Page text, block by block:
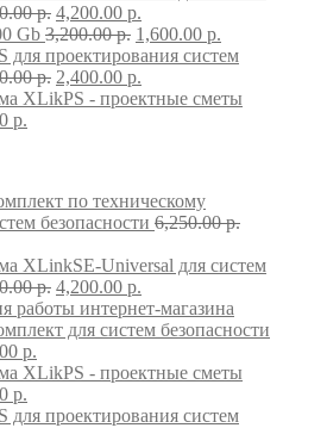
р. 4,200.00 р.
Gb 3,200.00р. 1,600.00 р.
для проектирования систем
р. 2,400.00 р.
XLikPS - проектные сметы
р.
по техническому
безопасности 6,250.00р.
XLinkSE-Universal для систем
р. 4,200.00 р.
работы интернет-магазина
для систем безопасности
р.
XLikPS - проектные сметы
р.
для проектирования систем